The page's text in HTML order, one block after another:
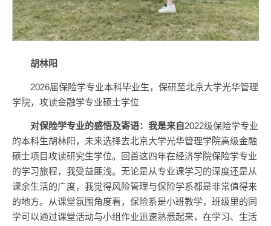
胡林阳
2026届保险学专业本科毕业生，保研至北京大学光华管理
学院，攻读金融学专业硕士学位
对保险学专业的感悟及寄语： 我是来自2022级保险学专业
的本科生胡林阳，未来选择去北京大学光华管理学院高级金融
硕士项目攻读研究生学位。回首这四年在经济学院保险学专业
的学习旅程，我受益匪浅。无论是从专业课学习的深度还是从
课余生活的广度，我觉得风险管理与保险学系都是非常值得来
的地方。从课堂氛围角度看，保险系是小班教学，班级里的同
学可以通过课堂活动与小组作业迅速熟悉起来，在学习、生活